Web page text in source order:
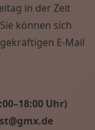
in der Zeit
können sich
E-Mail
Uhr)